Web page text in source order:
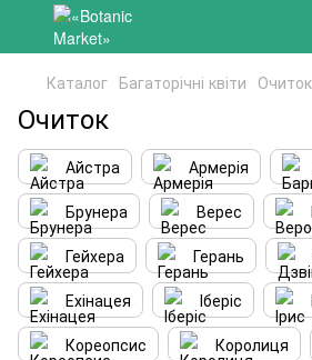
Каталог Багаторічні квіти Очиток
Очиток
Айстра Армерія
Брунера
Верес
Гейхера
Герань
Ехінацея
Іберіс
Кореопсис
Королиця